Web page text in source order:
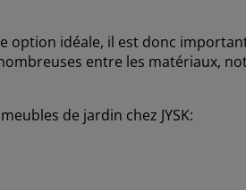
idéale, il est donc
entre les matériaux,
de jardin chez JYSK: